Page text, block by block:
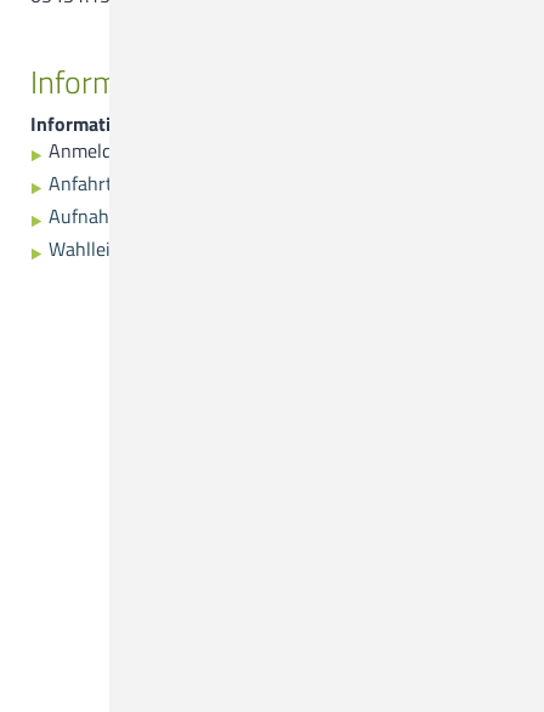
Informationen
Informationen
Anmeldung
Anfahrtsplan
Aufnahme
Wahlleistungen